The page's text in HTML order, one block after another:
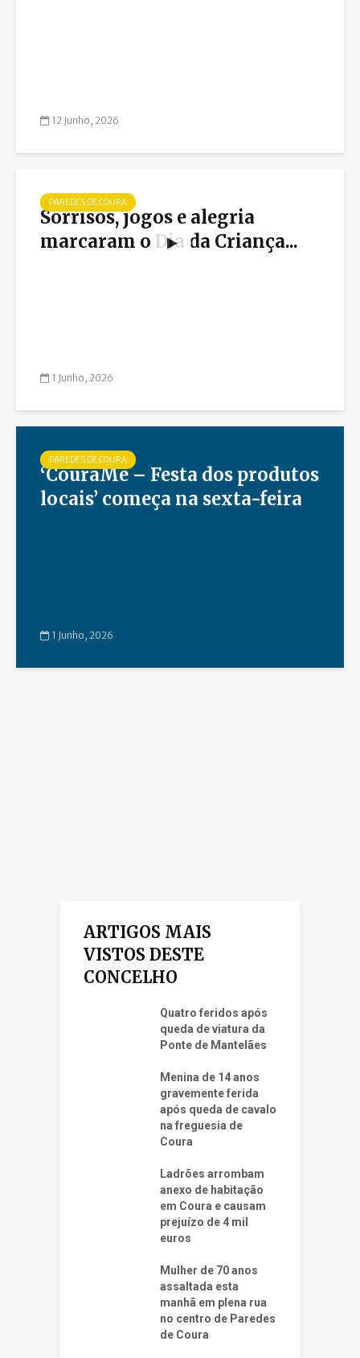
12 Junho, 2026
PAREDES DE COURA
Sorrisos, jogos e alegria
marcaram o Dia da Criança...
1 Junho, 2026
PAREDES DE COURA
‘CouraMe – Festa dos produtos
locais’ começa na sexta-feira
1 Junho, 2026
ARTIGOS MAIS
VISTOS DESTE
CONCELHO
Quatro feridos após
queda de viatura da
Ponte de Mantelães
Menina de 14 anos
gravemente ferida
após queda de cavalo
na freguesia de
Coura
Ladrões arrombam
anexo de habitação
em Coura e causam
prejuízo de 4 mil
euros
Mulher de 70 anos
assaltada esta
manhã em plena rua
no centro de Paredes
de Coura